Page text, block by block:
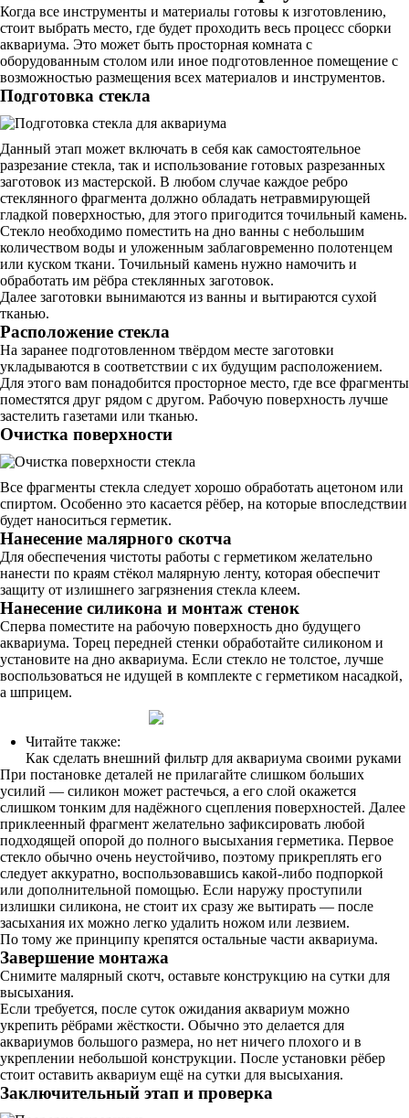
Когда все инструменты и материалы готовы к изготовлению,
стоит выбрать место, где будет проходить весь процесс сборки
аквариума. Это может быть просторная комната с
оборудованным столом или иное подготовленное помещение с
возможностью размещения всех материалов и инструментов.
Подготовка стекла
Данный этап может включать в себя как самостоятельное
разрезание стекла, так и использование готовых разрезанных
заготовок из мастерской. В любом случае каждое ребро
стеклянного фрагмента должно обладать нетравмирующей
гладкой поверхностью, для этого пригодится точильный камень.
Стекло необходимо поместить на дно ванны с небольшим
количеством воды и уложенным заблаговременно полотенцем
или куском ткани. Точильный камень нужно намочить и
обработать им рёбра стеклянных заготовок.
Далее заготовки вынимаются из ванны и вытираются сухой
тканью.
Расположение стекла
На заранее подготовленном твёрдом месте заготовки
укладываются в соответствии с их будущим расположением.
Для этого вам понадобится просторное место, где все фрагменты
поместятся друг рядом с другом. Рабочую поверхность лучше
застелить газетами или тканью.
Очистка поверхности
Все фрагменты стекла следует хорошо обработать ацетоном или
спиртом. Особенно это касается рёбер, на которые впоследствии
будет наноситься герметик.
Нанесение малярного скотча
Для обеспечения чистоты работы с герметиком желательно
нанести по краям стёкол малярную ленту, которая обеспечит
защиту от излишнего загрязнения стекла клеем.
Нанесение силикона и монтаж стенок
Сперва поместите на рабочую поверхность дно будущего
аквариума. Торец передней стенки обработайте силиконом и
установите на дно аквариума. Если стекло не толстое, лучше
воспользоваться не идущей в комплекте с герметиком насадкой,
а шприцем.
Читайте также:
Как сделать внешний фильтр для аквариума своими руками
При постановке деталей не прилагайте слишком больших
усилий — силикон может растечься, а его слой окажется
слишком тонким для надёжного сцепления поверхностей. Далее
приклеенный фрагмент желательно зафиксировать любой
подходящей опорой до полного высыхания герметика. Первое
стекло обычно очень неустойчиво, поэтому прикреплять его
следует аккуратно, воспользовавшись какой-либо подпоркой
или дополнительной помощью. Если наружу проступили
излишки силикона, не стоит их сразу же вытирать — после
засыхания их можно легко удалить ножом или лезвием.
По тому же принципу крепятся остальные части аквариума.
Завершение монтажа
Снимите малярный скотч, оставьте конструкцию на сутки для
высыхания.
Если требуется, после суток ожидания аквариум можно
укрепить рёбрами жёсткости. Обычно это делается для
аквариумов большого размера, но нет ничего плохого и в
укреплении небольшой конструкции. После установки рёбер
стоит оставить аквариум ещё на сутки для высыхания.
Заключительный этап и проверка